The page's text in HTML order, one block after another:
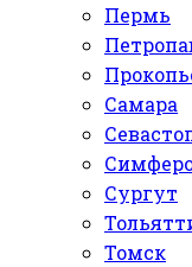
Пермь
Самара
Сургут
Томск